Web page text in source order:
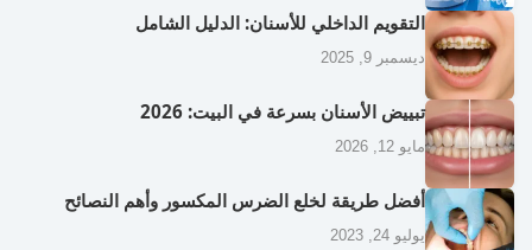
التقويم الداخلي للأسنان: الدليل الشامل
ديسمبر 9, 2025
تبييض الأسنان بسرعة في البيت: 2026
مايو 12, 2026
أفضل طريقة لخلع الضرس المكسور وأهم النصائح
يوليو 24, 2023